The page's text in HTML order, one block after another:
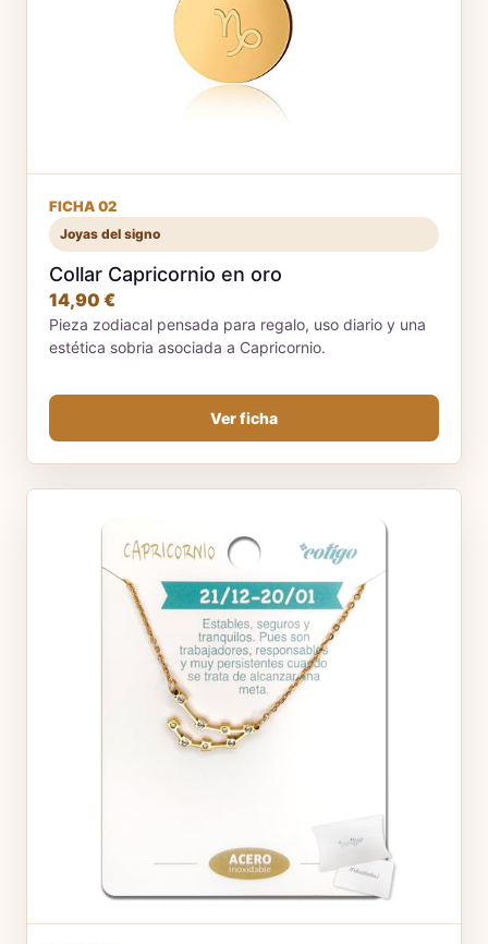
FICHA 02
Joyas del signo
Collar Capricornio en oro
14,90 €
Pieza zodiacal pensada para regalo, uso diario y una
estética sobria asociada a Capricornio.
Ver ficha